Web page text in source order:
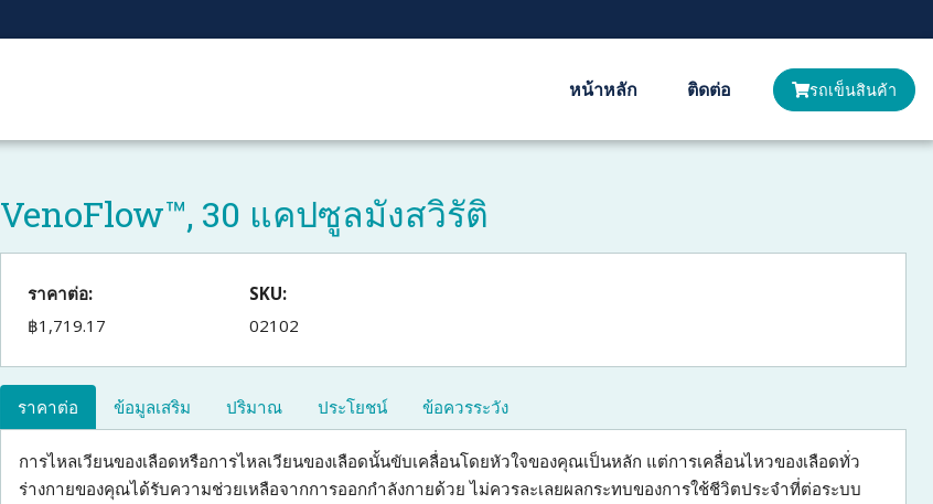
หน้าหลัก ติดต่อ รถเข็นสินค้า
VenoFlow™, 30 แคปซูลมังสวิรัติ
ราคาต่อ ข้อมูลเสริม ปริมาณ ประโยชน์ ข้อควรระวัง
การไหลเวียนของเลือดหรือการไหลเวียนของเลือดนั้นขับเคลื่อนโดยหัวใจของคุณเป็นหลัก แต่การเคลื่อนไหวของเลือดทั่ว
ร่างกายของคุณได้รับความช่วยเหลือจากการออกกำลังกายด้วย ไม่ควรละเลยผลกระทบของการใช้ชีวิตประจำที่ต่อระบบ
ราคาต่อ:
฿1,719.17
SKU:
02102